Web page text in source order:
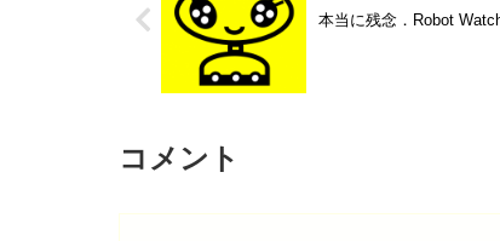
本当に残念．Robot
コメント